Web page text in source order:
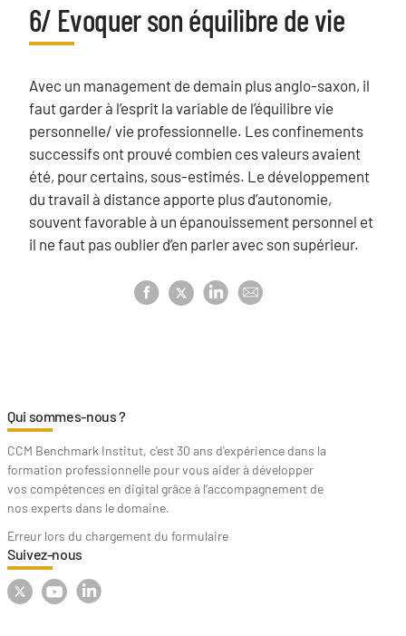
Titre
6/ Evoquer son équilibre de vie
Texte
Avec un management de demain plus anglo-saxon, il
faut garder à l’esprit la variable de l’équilibre vie
personnelle/ vie professionnelle. Les confinements
successifs ont prouvé combien ces valeurs avaient
été, pour certains, sous-estimés. Le développement
du travail à distance apporte plus d’autonomie,
souvent favorable à un épanouissement personnel et
il ne faut pas oublier d’en parler avec son supérieur.
Qui sommes-nous ?
CCM Benchmark Institut, c'est 30 ans d'expérience dans la
formation professionnelle pour vous aider à développer
vos compétences en digital grâce à l’accompagnement de
nos experts dans le domaine.
Erreur lors du chargement du formulaire
Suivez-nous